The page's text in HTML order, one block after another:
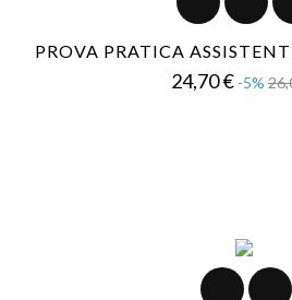
PROVA PRATICA
24,70 € -5%